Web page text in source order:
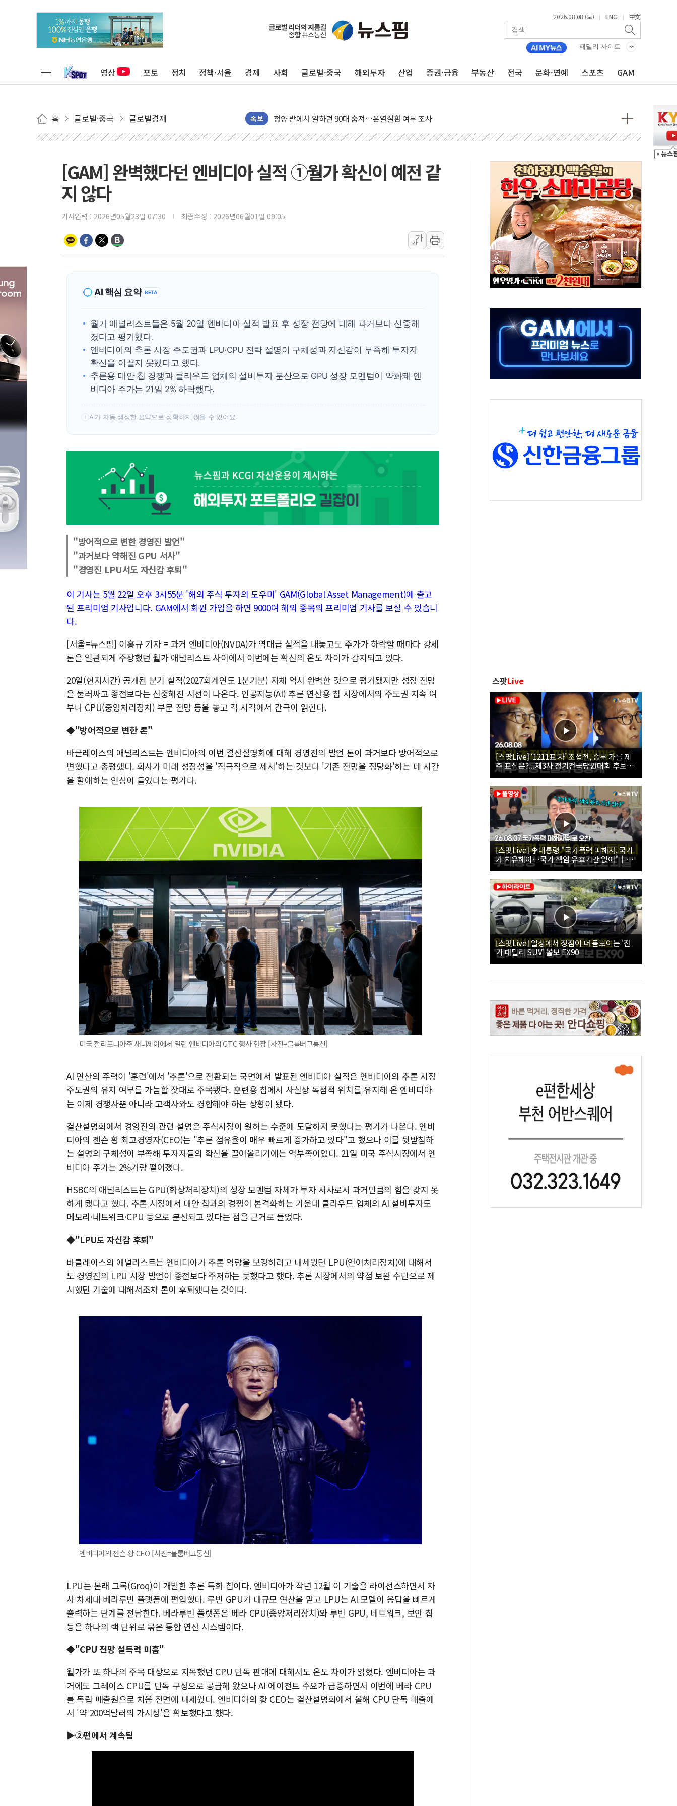
2026.08.08 (토) | ENG | 中文
패밀리 사이트
영상 포토 정치 정책·서울 경제 사회 글로벌·중국 해외투자 산업 증권·금융 부동산 전국 문화·연예 스포츠 GAM
홈 글로벌·중국 글로벌경제 속보
인제 용대리 계곡서 수위 상승으로 피서객 7명 고립…전원 구조
동해시, 11~14일 '별똥별 멍' 운영…페르세우스 유성우 관측
청양 밭에서 일하던 90대 숨져…온열질환 여부 조사
李대통령, 'ISA·주가누르기 방지법' 전면 재검토 지시
'호우 특보' 경북 울진 시간당 20~30mm 강한 비...가뭄 해소될 듯
주말 무더위·열대야 지속…내륙 곳곳 소나기
10월 보완수사권 폐지·공소청 출범…피해자들 '범죄 사각지대' 우려
한상협, 업계 개인정보 보안 새판 짠다…'자율규제단체' 타진
민주당, 오늘 제주·인천 경선 발표...김민석 '재역전' vs 정청래 '격차 확대'
[종합] 이슬람 수니파 3국, '공동방위협정' 체결… 이스라엘·이란 위협에 맞설 자체 억지력 강화
[GAM] 완벽했다던 엔비디아 실적 ①월가 확신이 예전 같
지 않다
기사입력 : 2026년05월23일 07:30 최종수정 : 2026년06월01일 09:05
가
가
AI 핵심 요약 BETA
월가 애널리스트들은 5월 20일 엔비디아 실적 발표 후 성장 전망에 대해 과거보다 신중해
졌다고 평가했다.
엔비디아의 추론 시장 주도권과 LPU·CPU 전략 설명이 구체성과 자신감이 부족해 투자자
확신을 이끌지 못했다고 했다.
추론용 대안 칩 경쟁과 클라우드 업체의 설비투자 분산으로 GPU 성장 모멘텀이 약화돼 엔
비디아 주가는 21일 2% 하락했다.
! AI가 자동 생성한 요약으로 정확하지 않을 수 있어요.
"방어적으로 변한 경영진 발언"
"과거보다 약해진 GPU 서사"
"경영진 LPU서도 자신감 후퇴"
이 기사는 5월 22일 오후 3시55분 '해외 주식 투자의 도우미' GAM(Global Asset Management)에 출고
된 프리미엄 기사입니다. GAM에서 회원 가입을 하면 9000여 해외 종목의 프리미엄 기사를 보실 수 있습니
다.
[서울=뉴스핌] 이홍규 기자 = 과거 엔비디아(NVDA)가 역대급 실적을 내놓고도 주가가 하락할 때마다 강세
론을 일관되게 주장했던 월가 애널리스트 사이에서 이번에는 확신의 온도 차이가 감지되고 있다.
20일(현지시간) 공개된 분기 실적(2027회계연도 1분기분) 자체 역시 완벽한 것으로 평가됐지만 성장 전망
을 둘러싸고 종전보다는 신중해진 시선이 나온다. 인공지능(AI) 추론 연산용 칩 시장에서의 주도권 지속 여
부나 CPU(중앙처리장치) 부문 전망 등을 놓고 각 시각에서 간극이 읽힌다.
◆"방어적으로 변한 톤"
바클레이스의 애널리스트는 엔비디아의 이번 결산설명회에 대해 경영진의 발언 톤이 과거보다 방어적으로
변했다고 총평했다. 회사가 미래 성장성을 '적극적으로 제시'하는 것보다 '기존 전망을 정당화'하는 데 시간
을 할애하는 인상이 들었다는 평가다.
미국 캘리포니아주 새너제이에서 열린 엔비디아의 GTC 행사 현장 [사진=블룸버그통신]
AI 연산의 주력이 '훈련'에서 '추론'으로 전환되는 국면에서 발표된 엔비디아 실적은 엔비디아의 추론 시장
주도권의 유지 여부를 가늠할 잣대로 주목됐다. 훈련용 칩에서 사실상 독점적 위치를 유지해 온 엔비디아
는 이제 경쟁사뿐 아니라 고객사와도 경합해야 하는 상황이 됐다.
결산설명회에서 경영진의 관련 설명은 주식시장이 원하는 수준에 도달하지 못했다는 평가가 나온다. 엔비
디아의 젠슨 황 최고경영자(CEO)는 "추론 점유율이 매우 빠르게 증가하고 있다"고 했으나 이를 뒷받침하
는 설명의 구체성이 부족해 투자자들의 확신을 끌어올리기에는 역부족이었다. 21일 미국 주식시장에서 엔
비디아 주가는 2%가량 떨어졌다.
HSBC의 애널리스트는 GPU(화상처리장치)의 성장 모멘텀 자체가 투자 서사로서 과거만큼의 힘을 갖지 못
하게 됐다고 했다. 추론 시장에서 대안 칩과의 경쟁이 본격화하는 가운데 클라우드 업체의 AI 설비투자도
메모리·네트워크·CPU 등으로 분산되고 있다는 점을 근거로 들었다.
◆"LPU도 자신감 후퇴"
바클레이스의 애널리스트는 엔비디아가 추론 역량을 보강하려고 내세웠던 LPU(언어처리장치)에 대해서
도 경영진의 LPU 시장 발언이 종전보다 주저하는 듯했다고 했다. 추론 시장에서의 약점 보완 수단으로 제
시했던 기술에 대해서조차 톤이 후퇴했다는 것이다.
엔비디아의 젠슨 황 CEO [사진=블룸버그통신]
LPU는 본래 그록(Groq)이 개발한 추론 특화 칩이다. 엔비디아가 작년 12월 이 기술을 라이선스하면서 자
사 차세대 베라루빈 플랫폼에 편입했다. 루빈 GPU가 대규모 연산을 맡고 LPU는 AI 모델이 응답을 빠르게
출력하는 단계를 전담한다. 베라루빈 플랫폼은 베라 CPU(중앙처리장치)와 루빈 GPU, 네트워크, 보안 칩
등을 하나의 랙 단위로 묶은 통합 연산 시스템이다.
◆"CPU 전망 설득력 미흡"
월가가 또 하나의 주목 대상으로 지목했던 CPU 단독 판매에 대해서도 온도 차이가 읽혔다. 엔비디아는 과
거에도 그레이스 CPU를 단독 구성으로 공급해 왔으나 AI 에이전트 수요가 급증하면서 이번에 베라 CPU
를 독립 매출원으로 처음 전면에 내세웠다. 엔비디아의 황 CEO는 결산설명회에서 올해 CPU 단독 매출에
서 '약 200억달러의 가시성'을 확보했다고 헀다.
▶②편에서 계속됨
스팟Live
[스팟Live] ‘1211표 차’ 초접전, 승부 가를 제
주 표심은?...제3차 정기전국당원대회 후보자
제주 합동연설회 생중계 | 26.08.08
[스팟Live] 李대통령 "국가폭력 피해자, 국가
가 치유해야…국가 책임 유효기간 없어"｜
26.08.07 국가폭력 피해자 위로 오찬
[스팟Live] 일상에서 장점이 더 돋보이는 '전
기 패밀리 SUV' 볼보 EX90